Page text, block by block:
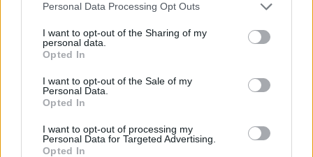
Personal Data Processing Opt Outs
I want to opt-out of the Sharing of my
personal data.
Opted In
I want to opt-out of the Sale of my
Personal Data.
Opted In
I want to opt-out of processing my
Personal Data for Targeted Advertising.
Opted In